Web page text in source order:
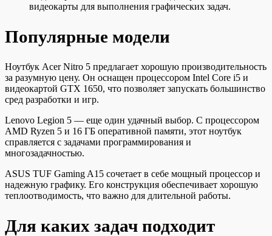
видеокарты для выполнения графических задач.
Популярные модели
Ноутбук Acer Nitro 5 предлагает хорошую производительность
за разумную цену. Он оснащен процессором Intel Core i5 и
видеокартой GTX 1650, что позволяет запускать большинство
сред разработки и игр.
Lenovo Legion 5 — еще один удачный выбор. С процессором
AMD Ryzen 5 и 16 ГБ оперативной памяти, этот ноутбук
справляется с задачами программирования и
многозадачностью.
ASUS TUF Gaming A15 сочетает в себе мощный процессор и
надежную графику. Его конструкция обеспечивает хорошую
теплоотводимость, что важно для длительной работы.
Для каких задач подходит